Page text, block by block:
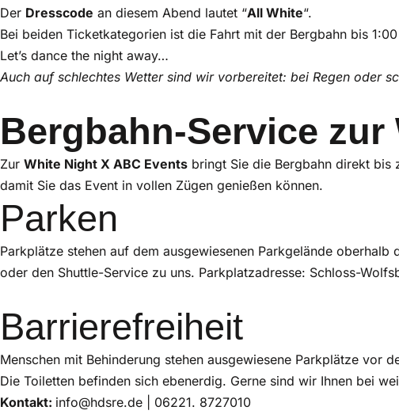
Der Dresscode an diesem Abend lautet “All White“.
Bei beiden Ticketkategorien ist die Fahrt mit der Bergbahn bis
Let’s dance the night away…
Auch auf schlechtes Wetter sind wir vorbereitet: bei Regen oder
Bergbahn-Service
Zur White Night X ABC Events bringt Sie die Bergbahn direkt bis
damit Sie das Event in vollen Zügen genießen können.
Parken
Parkplätze stehen auf dem ausgewiesenen Parkgelände
oder den Shuttle-Service zu uns. Parkplatzadresse: Schloss-
Barrierefreiheit
Menschen mit Behinderung stehen ausgewiesene Parkplätze
Die Toiletten befinden sich ebenerdig. Gerne sind wir Ihnen bei
Kontakt: info@hdsre.de | 06221. 8727010